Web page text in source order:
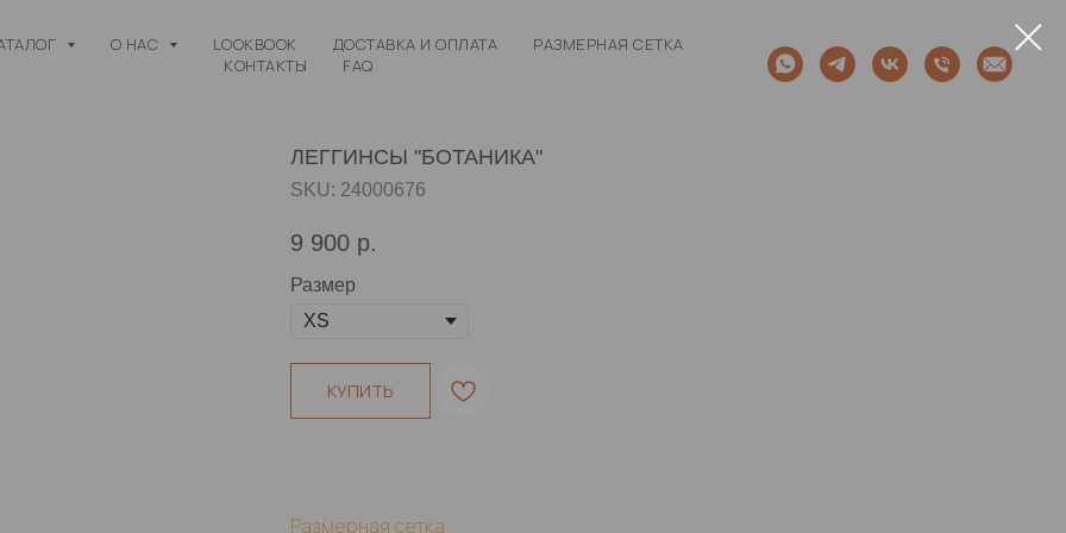
О НАС LOOKBOOK ДОСТАВКА И ОПЛАТА
РАЗМЕРНАЯ СЕТКА
КОНТАКТЫ
FAQ
ЛЕГГИНСЫ "БОТАНИКА"
SKU: 24000676
9 900 р.
Размер
КУПИТЬ
Размерная сетка